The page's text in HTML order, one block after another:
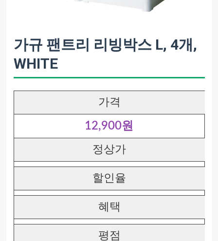
가규 팬트리 리빙박스 L, 4개,
WHITE
가격
12,900원
정상가
할인율
혜택
평점